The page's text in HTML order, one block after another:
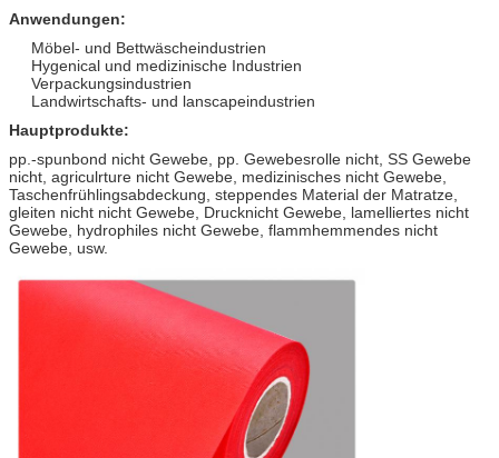
Anwendungen:
Möbel- und Bettwäscheindustrien
Hygenical und medizinische Industrien
Verpackungsindustrien
Landwirtschafts- und lanscapeindustrien
Hauptprodukte:
pp.-spunbond nicht Gewebe, pp. Gewebesrolle nicht, SS Gewebe
nicht, agriculrture nicht Gewebe, medizinisches nicht Gewebe,
Taschenfrühlingsabdeckung, steppendes Material der Matratze,
gleiten nicht nicht Gewebe, Drucknicht Gewebe, lamelliertes nicht
Gewebe, hydrophiles nicht Gewebe, flammhemmendes nicht
Gewebe, usw.